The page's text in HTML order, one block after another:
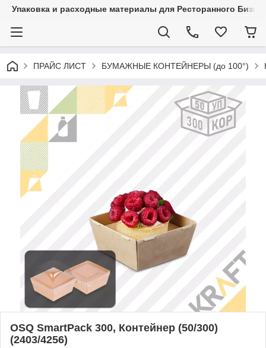
Упаковка и расходные материалы для Ресторанного
ПРАЙС ЛИСТ БУМАЖНЫЕ КОНТЕЙНЕРЫ (до 100°)
OSQ SmartPack 300, Контейнер (50/300)
(2403/4256)